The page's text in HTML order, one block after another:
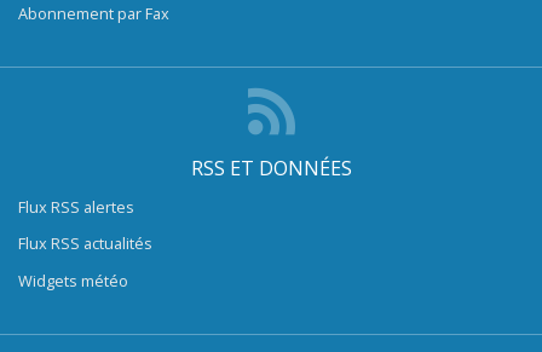
Abonnement par Fax
RSS ET DONNÉES
Flux RSS alertes
Flux RSS actualités
Widgets météo